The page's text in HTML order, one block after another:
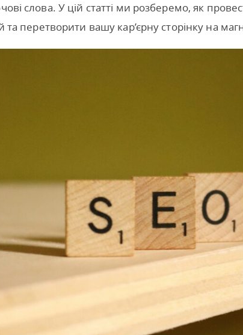
слова. У цій статті ми розберемо, як
та перетворити вашу кар’єрну сторінку на